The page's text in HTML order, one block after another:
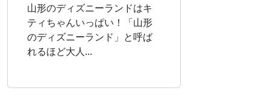
山形のディズニーランドはキ
ティちゃんいっぱい！「山形
のディズニーランド」と呼ば
れるほど大人...